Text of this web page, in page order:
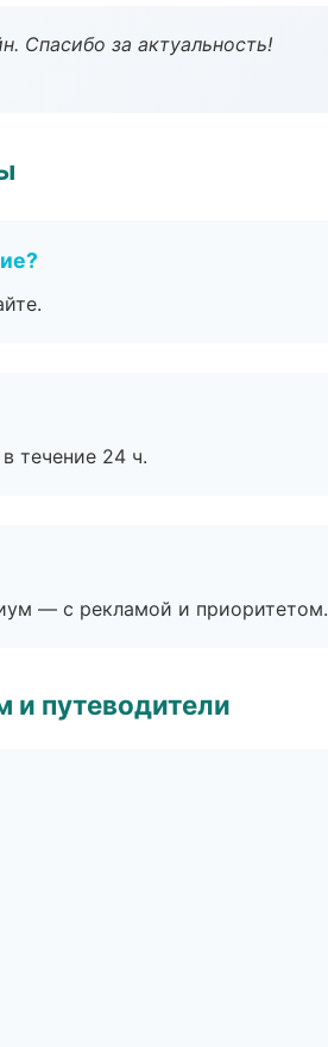
Спасибо за актуальность!
течение 24 ч.
— с рекламой и приоритетом.
и путеводители